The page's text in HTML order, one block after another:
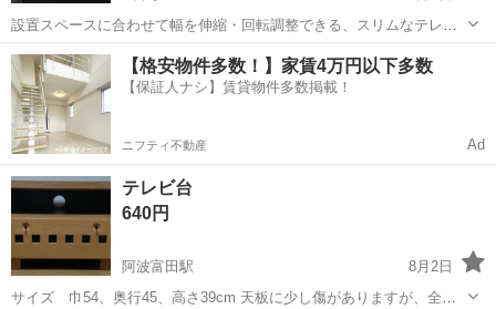
設置スペースに合わせて幅を伸縮・回転調整できる、スリムなテレビ
台です Amazonで購入し使ってました リファニ 伸縮テレビボード テ
レビ台 コーナー ローボード テレビボード 伸縮 テレビラック TV台
TVボード お...
徳島 徳島市 蔵本駅 収納家具 ホワイト
【格安物件多数！】家賃4万円以下多数
【保証人ナシ】賃貸物件多数掲載！
ニフティ不動産 Ad
テレビ台
640円
阿波富田駅
8月2日
サイズ 巾54、奥行45、高さ39cm 天板に少し傷がありますが、全体